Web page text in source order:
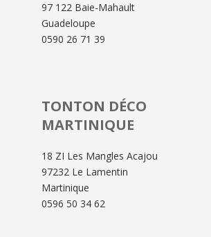
97 122 Baie-Mahault
Guadeloupe
0590 26 71 39
TONTON DÉCO
MARTINIQUE
18 ZI Les Mangles Acajou
97232 Le Lamentin
Martinique
0596 50 34 62